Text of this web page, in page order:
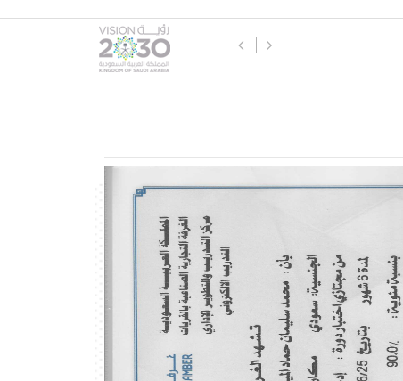
ورشة عمل : العمـــــل الحـــــر